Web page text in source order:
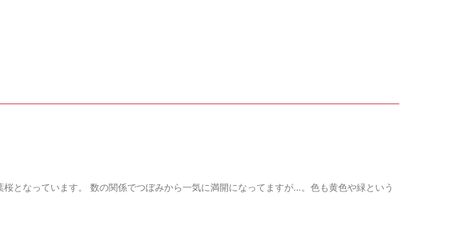
となっています。 数の関係でつぼみから一気に満開になってますが…。色も黄色や緑という